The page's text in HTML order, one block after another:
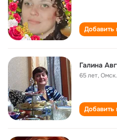
Добавить
Галина
65 лет,
Добавить